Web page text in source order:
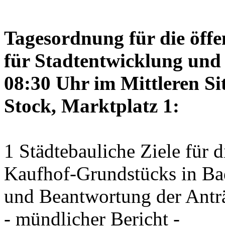
Tagesordnung für die
für Stadtentwicklung und
08:30 Uhr im Mittleren
Stock, Marktplatz 1:
1 Städtebauliche Ziele für
Kaufhof-Grundstücks in
und Beantwortung der
- mündlicher Bericht -